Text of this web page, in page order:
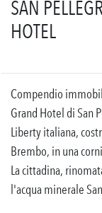
SAN
HOTEL
Compendio
Grand Hotel di San
Liberty italiana,
Brembo, in una
La cittadina,
l'acqua minerale